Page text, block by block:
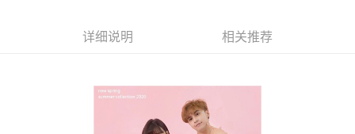
1. 本服务系由 “台湾大哥大股份有限公司”所提供，让用户于交易时，得通过
2. 基于同意付款使用 “大哥付你分期”之契约关系目的，商店将以您的个人资
料（包含姓名、电话或地址）提供予台湾大哥大进项收集、处理及利用，由
台湾大哥大与本人进行分期账单所需资料之确认、核对及更正。
3. 完整用户服务条款，请详阅以下链接：https://oppay.tw/userRule
繳費期限，為商家向您請款的時間，再加上使用AFTEE可延長的天數所計算
1. 初次使用 AFTEE 時，將依認證結果及本公司審查結果，核予每個人不同
每笔NT$60，满NT$899(含以上)免运费
详细说明 相关推荐